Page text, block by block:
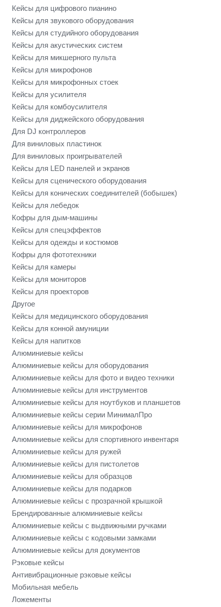
Кейсы для цифрового пианино
Кейсы для звукового оборудования
Кейсы для студийного оборудования
Кейсы для акустических систем
Кейсы для микшерного пульта
Кейсы для микрофонов
Кейсы для микрофонных стоек
Кейсы для усилителя
Кейсы для комбоусилителя
Кейсы для диджейского оборудования
Для DJ контроллеров
Для виниловых пластинок
Для виниловых проигрывателей
Кейсы для LED панелей и экранов
Кейсы для сценического оборудования
Кейсы для конических соединителей (бобышек)
Кейсы для лебедок
Кофры для дым-машины
Кейсы для спецэффектов
Кейсы для одежды и костюмов
Кофры для фототехники
Кейсы для камеры
Кейсы для мониторов
Кейсы для проекторов
Другое
Кейсы для медицинского оборудования
Кейсы для конной амуниции
Кейсы для напитков
Алюминиевые кейсы
Алюминиевые кейсы для оборудования
Алюминиевые кейсы для фото и видео техники
Алюминиевые кейсы для инструментов
Алюминиевые кейсы для ноутбуков и планшетов
Алюминиевые кейсы серии МинималПро
Алюминиевые кейсы для микрофонов
Алюминиевые кейсы для спортивного инвентаря
Алюминиевые кейсы для ружей
Алюминиевые кейсы для пистолетов
Алюминиевые кейсы для образцов
Алюминиевые кейсы для подарков
Алюминиевые кейсы с прозрачной крышкой
Брендированные алюминиевые кейсы
Алюминиевые кейсы с выдвижными ручками
Алюминиевые кейсы с кодовыми замками
Алюминиевые кейсы для документов
Рэковые кейсы
Антивибрационные рэковые кейсы
Мобильная мебель
Ложементы